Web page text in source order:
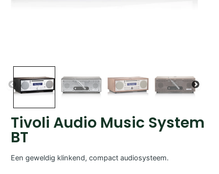
Tivoli Audio Music System
BT
Een geweldig klinkend, compact audiosysteem.